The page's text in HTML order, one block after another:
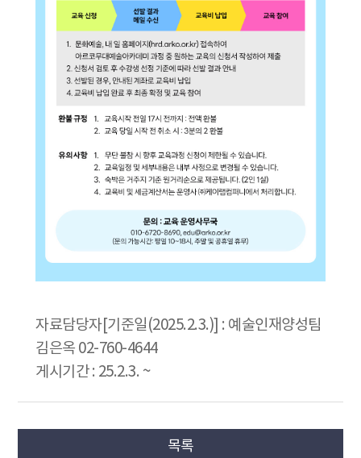
자료담당자[기준일(2025.2.3.)] : 예술인재양성팀
김은옥 02-760-4644
게시기간 : 25.2.3. ~
목록